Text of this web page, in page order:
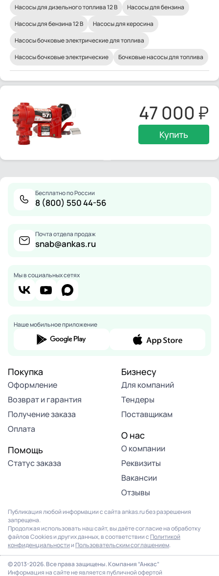
Насосы для дизельного топлива 12 В
Насосы для бензина
Насосы для бензина 12 В
Насосы для керосина
Насосы бочковые электрические для топлива
Насосы бочковые электрические
Бочковые насосы для топлива
47 000
Купить
Бесплатно по России
8 (800) 550 44-56
Почта отдела продаж
snab@ankas.ru
Мы в социальных сетях
Наше мобильное приложение
Покупка
Оформление
Возврат и гарантия
Получение заказа
Оплата
Помощь
Статус заказа
Бизнесу
Для компаний
Тендеры
Поставщикам
О нас
О компании
Реквизиты
Вакансии
Отзывы
Публикация любой информации с сайта ankas.ru без разрешения
запрещена.
Продолжая использовать наш сайт, вы даёте согласие на обработку
файлов Cookies и других данных, в соответствии с Политикой
конфиденциальности и Пользовательским соглашением.
© 2013-2026. Все права защищены. Компания “Анкас”
Информация на сайте не является публичной офертой